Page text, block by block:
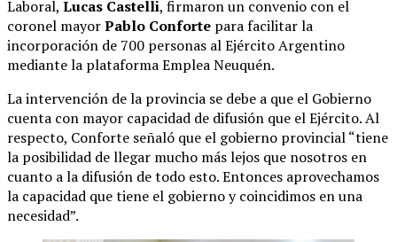
Laboral, Lucas Castelli, firmaron un convenio con el
coronel mayorPablo Conforte para facilitar la
incorporación de 700 personas al Ejército Argentino
mediante la plataforma Emplea Neuquén.
La intervención de la provincia se debe a que el Gobierno
cuenta con mayor capacidad de difusión que el Ejército. Al
respecto, Conforte señaló que el gobierno provincial “tiene
la posibilidad de llegar mucho más lejos que nosotros en
cuanto a la difusión de todo esto. Entonces aprovechamos
la capacidad que tiene el gobierno y coincidimos en una
necesidad”.